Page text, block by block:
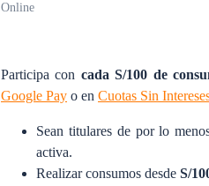
Online
Participa con cada S/100 de
Google Pay o en Cuotas Sin
Sean titulares de por lo
activa.
Realizar consumos desde S/